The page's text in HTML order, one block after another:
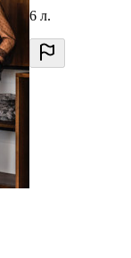
6 л.